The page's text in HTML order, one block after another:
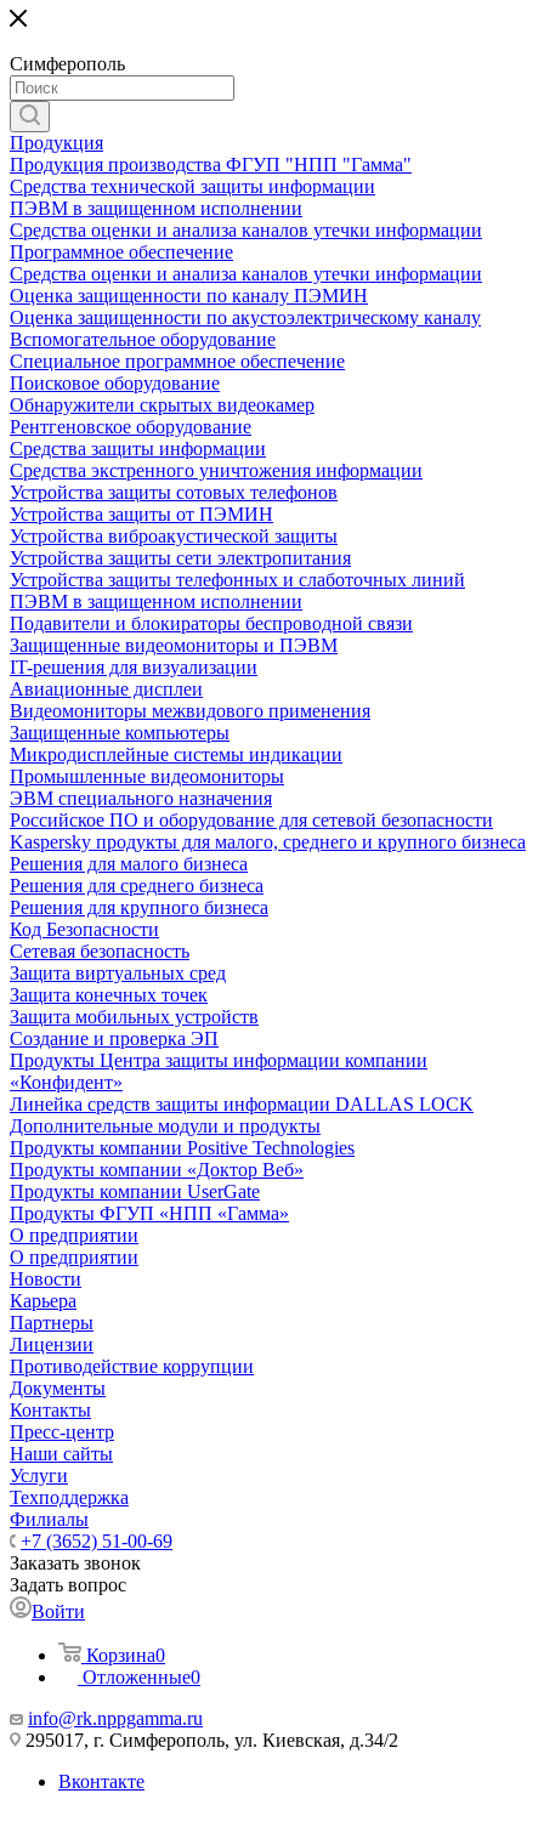
Симферополь
Продукция
Продукция производства ФГУП "НПП "Гамма"
Средства технической защиты информации
ПЭВМ в защищенном исполнении
Средства оценки и анализа каналов утечки информации
Программное обеспечение
Средства оценки и анализа каналов утечки информации
Оценка защищенности по каналу ПЭМИН
Оценка защищенности по акустоэлектрическому каналу
Вспомогательное оборудование
Специальное программное обеспечение
Поисковое оборудование
Обнаружители скрытых видеокамер
Рентгеновское оборудование
Средства защиты информации
Средства экстренного уничтожения информации
Устройства защиты сотовых телефонов
Устройства защиты от ПЭМИН
Устройства виброакустической защиты
Устройства защиты сети электропитания
Устройства защиты телефонных и слаботочных линий
ПЭВМ в защищенном исполнении
Подавители и блокираторы беспроводной связи
Защищенные видеомониторы и ПЭВМ
IT-решения для визуализации
Авиационные дисплеи
Видеомониторы межвидового применения
Защищенные компьютеры
Микродисплейные системы индикации
Промышленные видеомониторы
ЭВМ специального назначения
Российское ПО и оборудование для сетевой безопасности
Kaspersky продукты для малого, среднего и крупного бизнеса
Решения для малого бизнеса
Решения для среднего бизнеса
Решения для крупного бизнеса
Код Безопасности
Сетевая безопасность
Защита виртуальных сред
Защита конечных точек
Защита мобильных устройств
Создание и проверка ЭП
Продукты Центра защиты информации компании
«Конфидент»
Линейка средств защиты информации DALLAS LOCK
Дополнительные модули и продукты
Продукты компании Positive Technologies
Продукты компании «Доктор Веб»
Продукты компании UserGate
Продукты ФГУП «НПП «Гамма»
О предприятии
О предприятии
Новости
Карьера
Партнеры
Лицензии
Противодействие коррупции
Документы
Контакты
Пресс-центр
Наши сайты
Услуги
Техподдержка
Филиалы
+7 (3652) 51-00-69
Заказать звонок
Задать вопрос
Войти
Корзина0
Отложенные0
info@rk.nppgamma.ru
295017, г. Симферополь, ул. Киевская, д.34/2
Вконтакте